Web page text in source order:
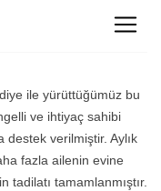
ile yürüttüğümüz bu
ve ihtiyaç sahibi
destek verilmiştir. Aylık
fazla ailenin evine
tadilatı tamamlanmıştır.